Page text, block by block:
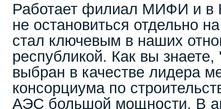
Работает филиал МИФИ и в
не остановиться отдельно
стал ключевым в наших
республикой. Как вы
выбран в качестве лидера
консорциума по
АЭС большой мощности. В